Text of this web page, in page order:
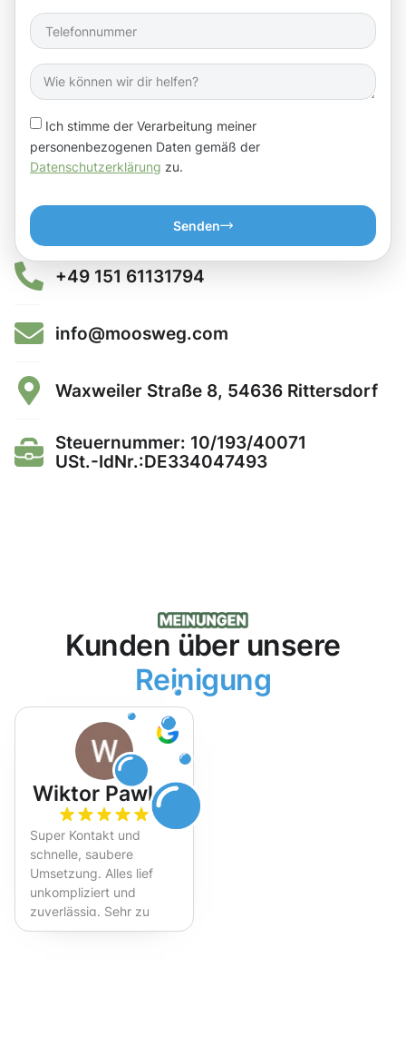
Ich stimme der Verarbeitung meiner
personenbezogenen Daten gemäß der
Datenschutzerklärung zu.
Senden
+49 151 61131794
info@moosweg.com
Waxweiler Straße 8, 54636 Rittersdorf
Steuernummer: 10/193/40071
USt.-IdNr.:DE334047493
Kunden über unsere
Reinigung
Wiktor Pawlak
Super Kontakt und
schnelle, saubere
Umsetzung. Alles lief
unkompliziert und
zuverlässig. Sehr zu
empfehlen!